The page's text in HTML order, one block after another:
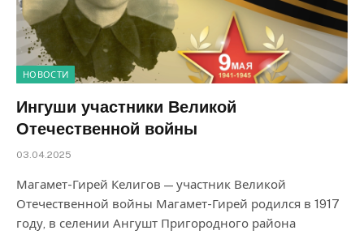
НОВОСТИ
Ингуши участники Великой
Отечественной войны
03.04.2025
Магамет-Гирей Келигов — участник Великой
Отечественной войны Магамет-Гирей родился в 1917
году, в селении Ангушт Пригородного района